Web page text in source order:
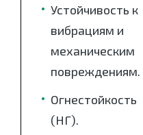
Устойчивость к
вибрациям и
механическим
повреждениям.
Огнестойкость
(НГ).